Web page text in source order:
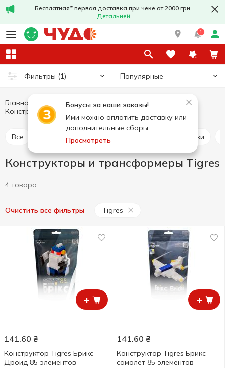
Бесплатная* первая доставка при чеке от 2000 грн
Детальней
1
Фильтры (1) Популярные
Бонусы за ваши заказы!
Ими можно оплатить доставку или
дополнительные сборы.
Просмотреть
Главная Товары для детей Детские игрушки
Конструкторы и трансформеры
Все Детские игровые наборы Куклы и фигурки
Конструкторы и трансформеры Tigres
4 товара
Очистить все фильтры Tigres
+
141.60 ₴
Конструктор Tigres Брикс
Дроид 85 элементов
+
141.60 ₴
Конструктор Tigres Брикс
самолет 85 элементов